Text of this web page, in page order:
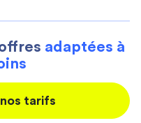
adaptées à
tarifs